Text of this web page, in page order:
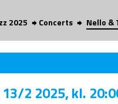
2025 Concerts Nello &
13/2 2025, kl.